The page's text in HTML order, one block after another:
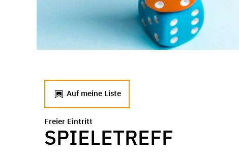
Auf meine Liste
Freier Eintritt
SPIELETREFF